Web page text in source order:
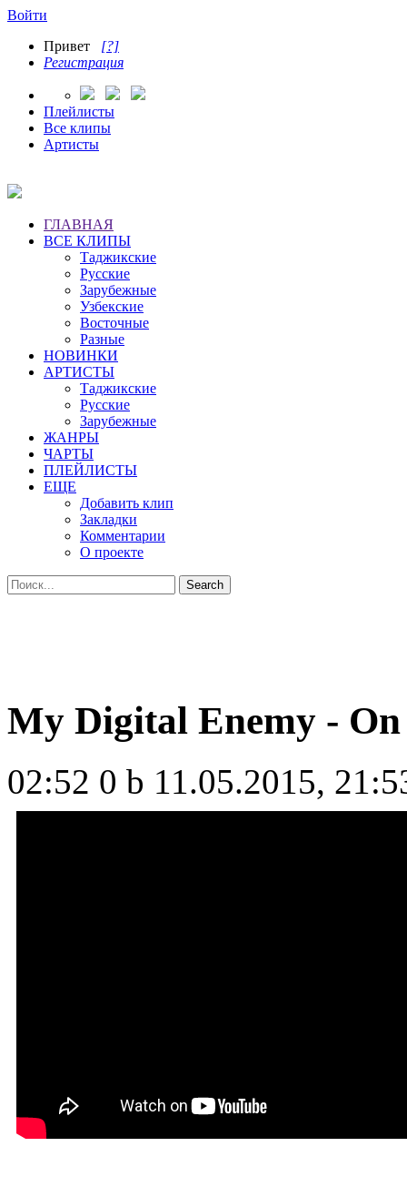
Войти
Привет [?]
Регистрация
Плейлисты
Все клипы
Артисты
ГЛАВНАЯ
ВСЕ КЛИПЫ
Таджикские
Русские
Зарубежные
Узбекские
Восточные
Разные
НОВИНКИ
АРТИСТЫ
Таджикские
Русские
Зарубежные
ЖАНРЫ
ЧАРТЫ
ПЛЕЙЛИСТЫ
ЕЩЕ
Добавить клип
Закладки
Комментарии
О проекте
My Digital Enemy -
02:52 0 b 11.05.2015,